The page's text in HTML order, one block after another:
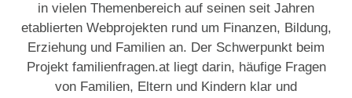
in vielen Themenbereich auf seinen seit Jahren
etablierten Webprojekten rund um Finanzen, Bildung,
Erziehung und Familien an. Der Schwerpunkt beim
Projekt familienfragen.at liegt darin, häufige Fragen
von Familien, Eltern und Kindern klar und